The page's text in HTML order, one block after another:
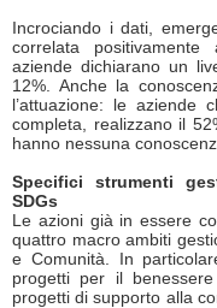
Incrociando i dati,
correlata
aziende dichiarano un
12%. Anche la
l’attuazione: le aziende
completa, realizzano il
hanno nessuna
Specifici strumenti
SDGs
Le azioni già in essere
quattro macro ambiti
e Comunità. In
progetti per il
progetti di supporto alla